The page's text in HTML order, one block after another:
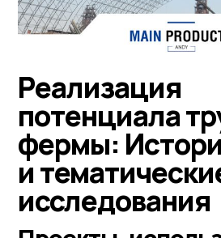
Реализация
потенциала
фермы:
и
исследования